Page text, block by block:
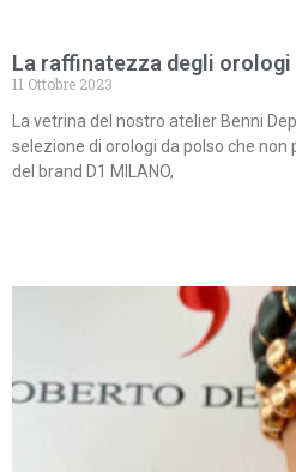
La raffinatezza degli orologi
11 Ottobre 2023
La vetrina del nostro atelier Benni
selezione di orologi da polso che
del brand D1 MILANO,